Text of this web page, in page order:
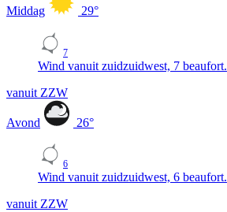
Middag 29°
7
Wind vanuit zuidzuidwest, 7 beaufort.
vanuit ZZW
Avond 26°
6
Wind vanuit zuidzuidwest, 6 beaufort.
vanuit ZZW